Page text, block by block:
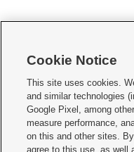
    
Mobile Apps| Newsletter|Advertise
Terms of use Privacy Statement|
Do Not Sell or Share My Data|
Cookie Notice
This site uses cookies.
and similar technologies
Google Pixel, among
measure performance,
on this and other sites.
agree to this use, as well